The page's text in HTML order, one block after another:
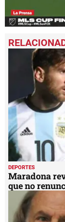
seconds
of
seconds
DEPORTES
Maradona
que no